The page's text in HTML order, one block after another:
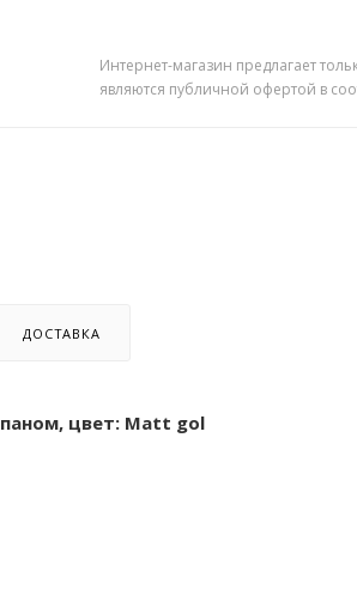
Интернет-магазин предлагает
являются публичной офертой в
ДОСТАВКА
цвет: Matt gol